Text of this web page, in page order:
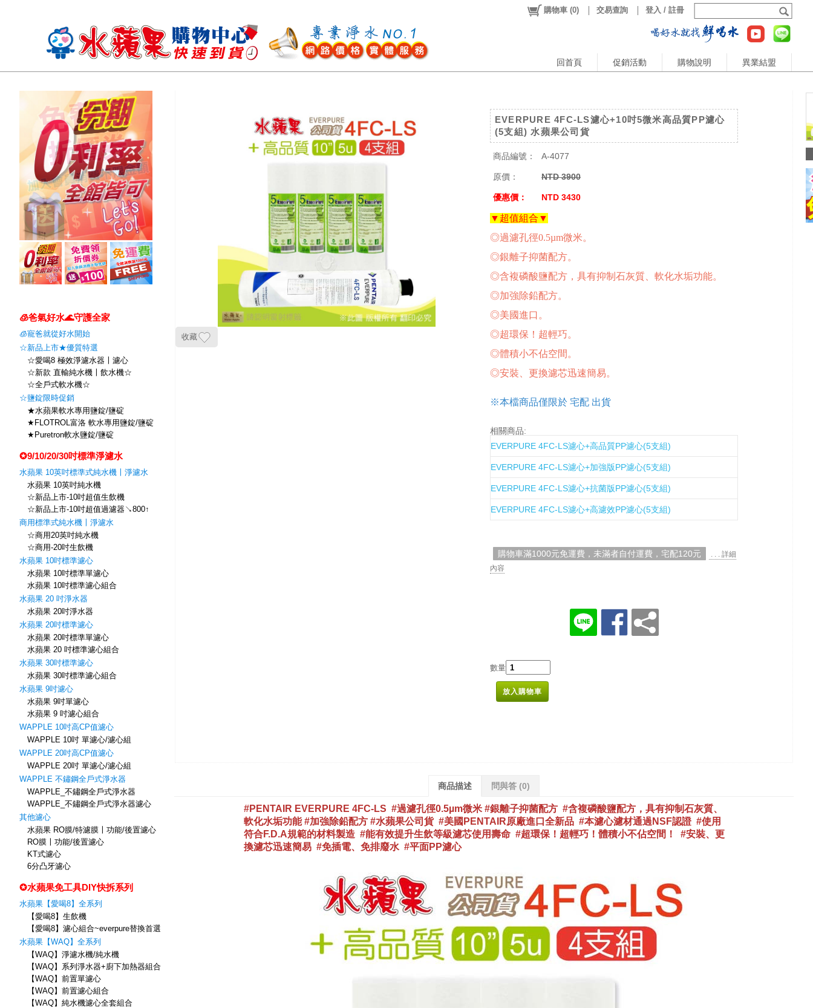
回首頁 促銷活動 購物說明 異業結盟
購物車 (0) 交易查詢 登入 / 註冊
🧊爸氣好水🌊守護全家
🧊寵爸就從好水開始
☆新品上市★優質特選
☆愛喝8 極效淨濾水器〡濾心
☆新款 直輸純水機〡飲水機☆
☆全戶式軟水機☆
☆鹽錠限時促銷
★水蘋果軟水專用鹽錠/鹽碇
★FLOTROL富洛 軟水專用鹽錠/鹽碇
★Puretron軟水鹽錠/鹽碇
✪9/10/20/30吋標準淨濾水
水蘋果 10英吋標準式純水機〡淨濾水
水蘋果 10英吋純水機
☆新品上市-10吋超值生飲機
☆新品上市-10吋超值過濾器↘800↑
商用標準式純水機〡淨濾水
☆商用20英吋純水機
☆商用-20吋生飲機
水蘋果 10吋標準濾心
水蘋果 10吋標準單濾心
水蘋果 10吋標準濾心組合
水蘋果 20 吋淨水器
水蘋果 20吋淨水器
水蘋果 20吋標準濾心
水蘋果 20吋標準單濾心
水蘋果 20 吋標準濾心組合
水蘋果 30吋標準濾心
水蘋果 30吋標準濾心組合
水蘋果 9吋濾心
水蘋果 9吋單濾心
水蘋果 9 吋濾心組合
WAPPLE 10吋高CP值濾心
WAPPLE 10吋 單濾心/濾心組
WAPPLE 20吋高CP值濾心
WAPPLE 20吋 單濾心/濾心組
WAPPLE 不鏽鋼全戶式淨水器
WAPPLE_不鏽鋼全戶式淨水器
WAPPLE_不鏽鋼全戶式淨水器濾心
其他濾心
水蘋果 RO膜/特濾膜〡功能/後置濾心
RO膜〡功能/後置濾心
KT式濾心
6分凸牙濾心
✪水蘋果免工具DIY快拆系列
水蘋果【愛喝8】全系列
【愛喝8】生飲機
【愛喝8】濾心組合~everpure替換首選
水蘋果【WAQ】全系列
【WAQ】淨濾水機/純水機
【WAQ】系列淨水器+廚下加熱器組合
【WAQ】前置單濾心
【WAQ】前置濾心組合
【WAQ】純水機濾心全套組合
收藏
EVERPURE 4FC-LS濾心+10吋5微米高品質PP濾心
(5支組) 水蘋果公司貨
商品編號： A-4077
原價： NTD 3900
優惠價： NTD 3430
▼超值組合▼
◎過濾孔徑0.5µm微米。
◎銀離子抑菌配方。
◎含複磷酸鹽配方，具有抑制石灰質、軟化水垢功能。
◎加強除鉛配方。
◎美國進口。
◎超環保！超輕巧。
◎體積小不佔空間。
◎安裝、更換濾芯迅速簡易。
※本檔商品僅限於 宅配 出貨
相關商品:
EVERPURE 4FC-LS濾心+高品質PP濾心(5支組)
EVERPURE 4FC-LS濾心+加強版PP濾心(5支組)
EVERPURE 4FC-LS濾心+抗菌版PP濾心(5支組)
EVERPURE 4FC-LS濾心+高濾效PP濾心(5支組)
購物車滿1000元免運費，未滿者自付運費，宅配120元
. . . 詳細
內容
數量
放入購物車
商品描述 問與答 (0)